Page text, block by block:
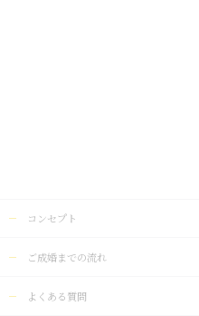
コンセプト
ご成婚までの流れ
よくある質問